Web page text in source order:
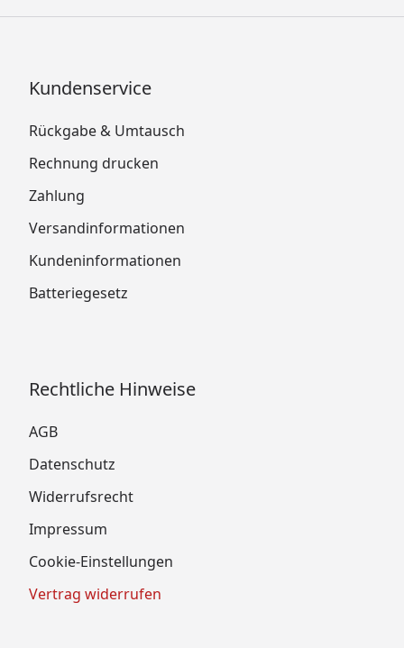
Kundenservice
Rückgabe & Umtausch
Rechnung drucken
Zahlung
Versandinformationen
Kundeninformationen
Batteriegesetz
Rechtliche Hinweise
AGB
Datenschutz
Widerrufsrecht
Impressum
Cookie-Einstellungen
Vertrag widerrufen